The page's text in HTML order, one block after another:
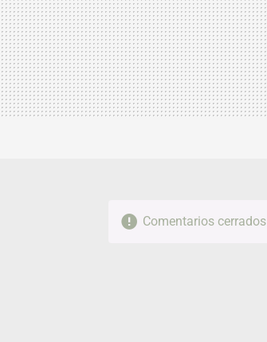
Comentarios cerrados